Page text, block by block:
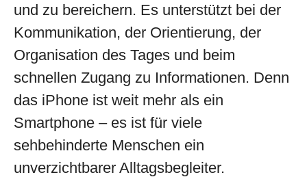
und zu bereichern. Es unterstützt bei der
Kommunikation, der Orientierung, der
Organisation des Tages und beim
schnellen Zugang zu Informationen. Denn
das iPhone ist weit mehr als ein
Smartphone – es ist für viele
sehbehinderte Menschen ein
unverzichtbarer Alltagsbegleiter.